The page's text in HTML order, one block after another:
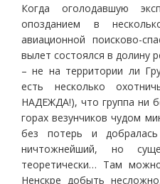
Когда оголодавшую
опозданием в
авиационной поисково-
вылет состоялся в долину
– не на территории ли
есть несколько
НАДЕЖДА!), что группа ни
горах везунчиков чудом
без потерь и
ничтожнейший, но
теоретически… Там
Ненскре добыть